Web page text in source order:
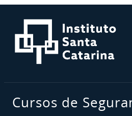
Cursos de